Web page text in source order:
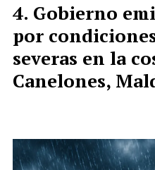
Gobierno
por
severas en la
Canelones,